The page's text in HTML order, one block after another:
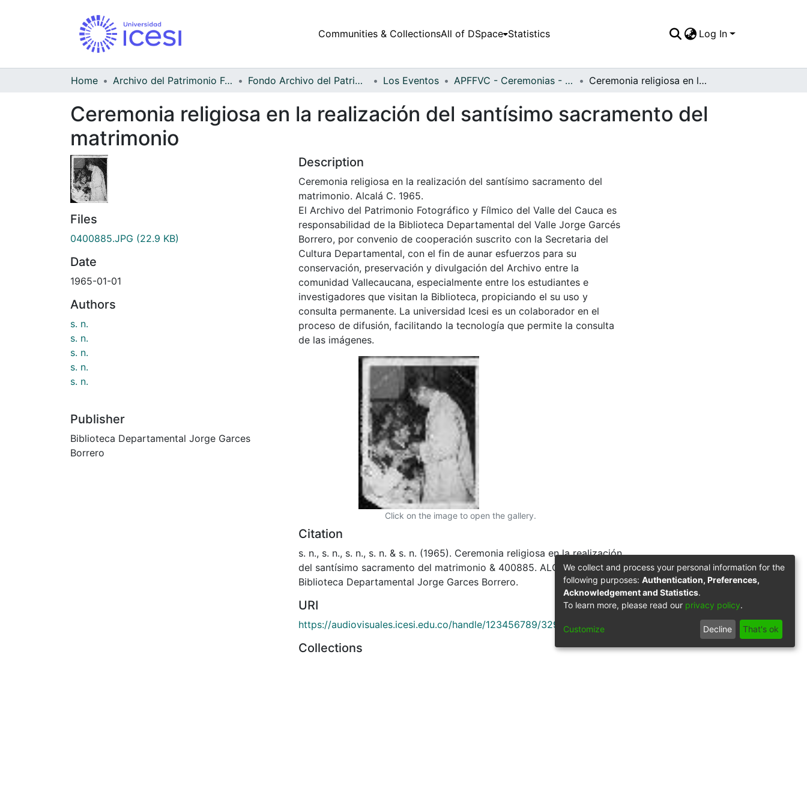
Communities & CollectionsAll of DSpace Statistics Log In
Home Archivo del Patrimonio Fotográfico y Fílmico del Valle del Cauca Fondo Archivo del Patrimonio Fotográfico y Fílmico del Valle del Cauca Los Eventos APFFVC - Ceremonias - Patrimonial Ceremonia religiosa en la realización del santísimo sacramento del matrimonio
Ceremonia religiosa en la realización del santísimo sacramento del
matrimonio
Files
0400885.JPG (22.9 KB)
Date
1965-01-01
Authors
s. n.
s. n.
s. n.
s. n.
s. n.
Publisher
Biblioteca Departamental Jorge Garces
Borrero
Description
Ceremonia religiosa en la realización del santísimo sacramento del
matrimonio. Alcalá C. 1965.
El Archivo del Patrimonio Fotográfico y Fílmico del Valle del Cauca es
responsabilidad de la Biblioteca Departamental del Valle Jorge Garcés
Borrero, por convenio de cooperación suscrito con la Secretaria del
Cultura Departamental, con el fin de aunar esfuerzos para su
conservación, preservación y divulgación del Archivo entre la
comunidad Vallecaucana, especialmente entre los estudiantes e
investigadores que visitan la Biblioteca, propiciando el su uso y
consulta permanente. La universidad Icesi es un colaborador en el
proceso de difusión, facilitando la tecnología que permite la consulta
de las imágenes.
Click on the image to open the gallery.
Citation
s. n., s. n., s. n., s. n. & s. n. (1965). Ceremonia religiosa en la realización
del santísimo sacramento del matrimonio & 400885. ALCALA:
Biblioteca Departamental Jorge Garces Borrero.
URI
https://audiovisuales.icesi.edu.co/handle/123456789/32989
Collections
We collect and process your personal information for the
following purposes: Authentication, Preferences,
Acknowledgement and Statistics.
To learn more, please read our privacy policy.
Customize Decline That's ok